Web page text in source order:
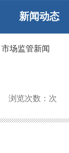
新闻动态
市场监管新闻
浏览次数： 次